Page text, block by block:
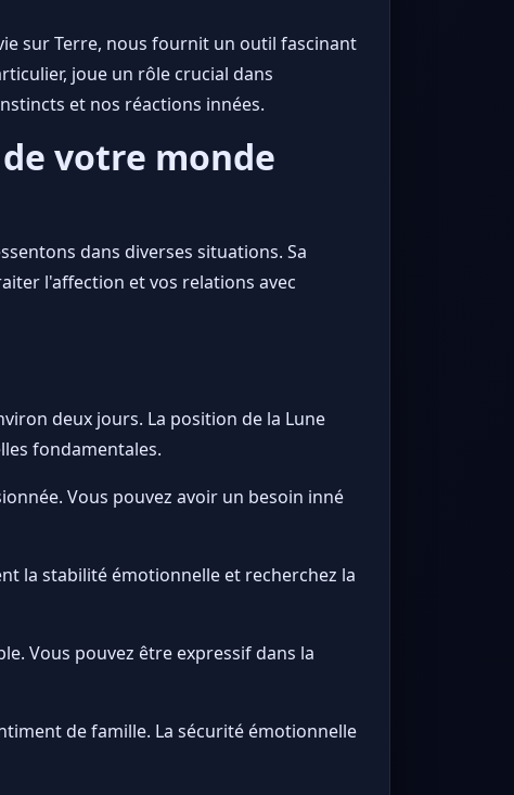
sur Terre, nous fournit un outil fascinant
joue un rôle crucial dans
et nos réactions innées.
votre monde
dans diverses situations. Sa
l'affection et vos relations avec
deux jours. La position de la Lune
fondamentales.
Vous pouvez avoir un besoin inné
la stabilité émotionnelle et recherchez la
Vous pouvez être expressif dans la
de famille. La sécurité émotionnelle